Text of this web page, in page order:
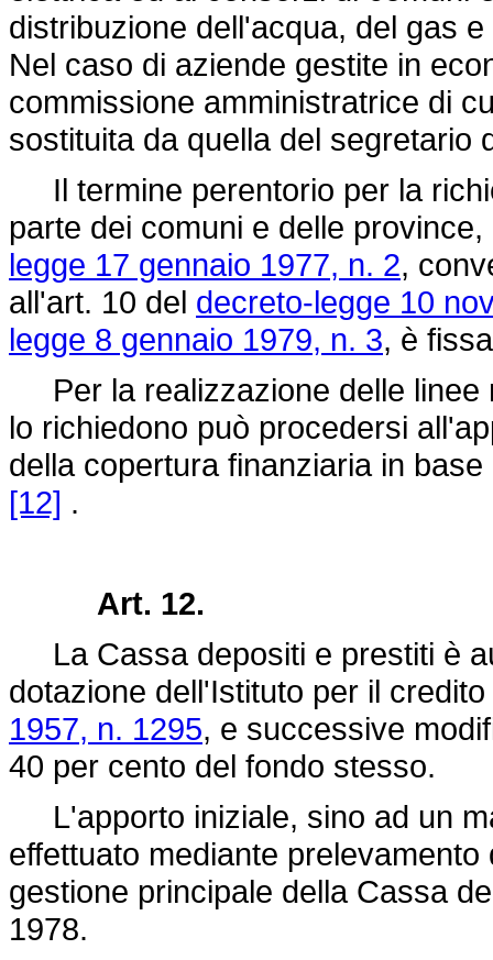
distribuzione dell'acqua, del gas
Nel caso di aziende gestite in
commissione amministratrice di
sostituita da quella del segretario
Il termine perentorio per la
parte dei comuni e delle
legge 17 gennaio 1977, n. 2,
all'art. 10 del decreto-legge 10
legge 8 gennaio 1979, n. 3, è
Per la realizzazione delle linee
lo richiedono può procedersi
della copertura finanziaria in
[12] .
Art. 12.
La Cassa depositi e prestiti è
dotazione dell'Istituto per il
1957, n. 1295, e successive
40 per cento del fondo stesso.
L'apporto iniziale, sino ad un
effettuato mediante
gestione principale della Cassa
1978.